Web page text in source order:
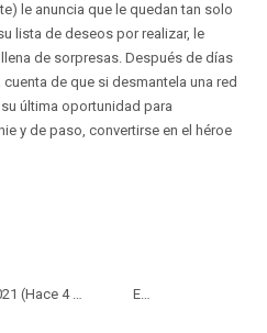
le anuncia que le quedan tan solo
lista de deseos por realizar, le
de sorpresas. Después de días
de que si desmantela una red
última oportunidad para
y de paso, convertirse en el héroe
años y 7 meses)
Estreno